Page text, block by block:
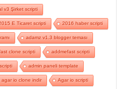
v3 Şirket scripti
E Ticaret scripti 2016 haber scripti
adamz v1.3 blogger teması
clone scripti addmefast scripti
admin paneli template
agar io clone indir Agar io scripti